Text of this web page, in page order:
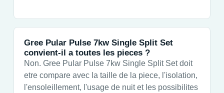
Gree Pular Pulse 7kw Single Split Set
convient-il a toutes les pieces ?
Non. Gree Pular Pulse 7kw Single Split Set doit
etre compare avec la taille de la piece, l'isolation,
l'ensoleillement, l'usage de nuit et les possibilites